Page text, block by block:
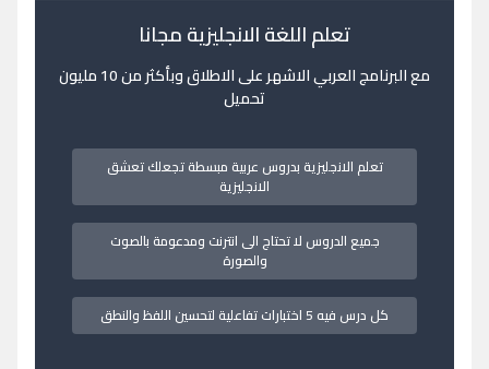
تعلم اللغة الانجليزية مجانا
مع البرنامج العربي الاشهر على الاطلاق وبأكثر من 10 مليون
تحميل
تعلم الانجليزية بدروس عربية مبسطة تجعلك تعشق
الانجليزية
جميع الدروس لا تحتاج الى انترنت ومدعومة بالصوت
والصورة
كل درس فيه 5 اختبارات تفاعلية لتحسين اللفظ والنطق